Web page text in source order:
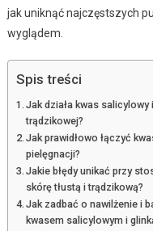
jak uniknąć najczęstszych
wyglądem.
Spis treści
Jak działa kwas
trądzikowej?
Jak prawidłowo łączyć
pielęgnacji?
Jakie błędy unikać przy
skórę tłustą i trądzikową?
Jak zadbać o nawilżenie i
kwasem salicylowym i